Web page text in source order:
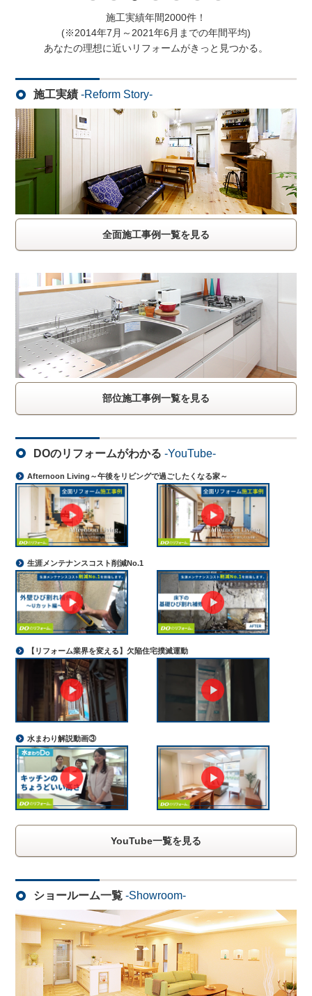
施工実績年間2000件！
(※2014年7月～2021年6月までの年間平均)
あなたの理想に近いリフォームがきっと見つかる。
施工実績 -Reform Story-
全面施工事例一覧を見る
部位施工事例一覧を見る
DOのリフォームがわかる -YouTube-
Afternoon Living～午後をリビングで過ごしたくなる家～
生涯メンテナンスコスト削減No.1
【リフォーム業界を変える】欠陥住宅撲滅運動
水まわり解説動画③
YouTube一覧を見る
ショールーム一覧 -Showroom-